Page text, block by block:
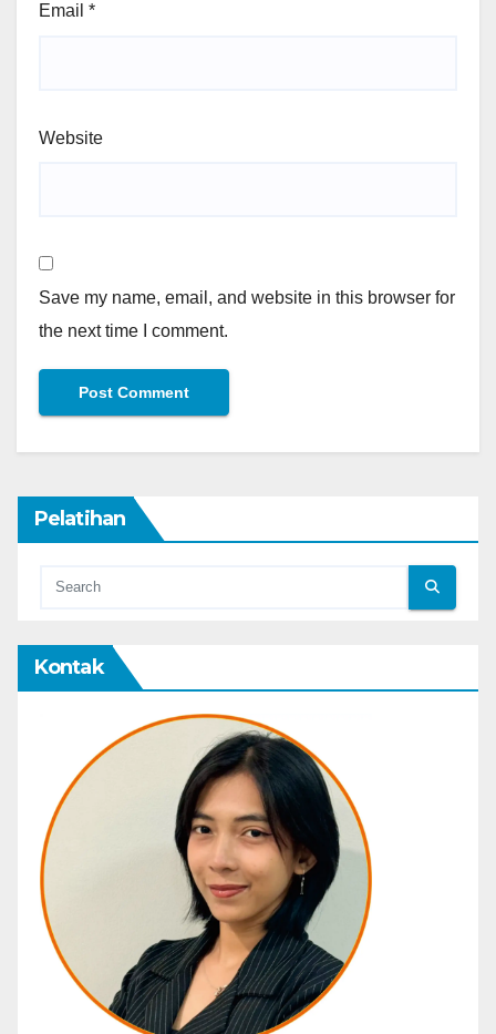
Email *
Website
Save my name, email, and website in this browser for
the next time I comment.
Pelatihan
Kontak